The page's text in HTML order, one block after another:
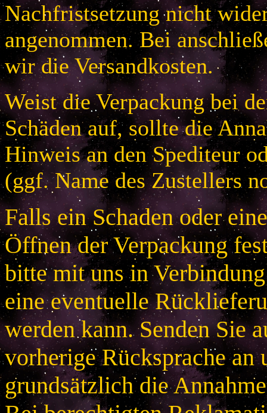
Nachfristsetzung nicht
angenommen. Bei
wir die Versandkosten.
Weist die Verpackung bei
Schäden auf, sollte die
Hinweis an den Spediteur
(ggf. Name des Zustellers
Falls ein Schaden oder
Öffnen der Verpackung
bitte mit uns in
eine eventuelle
werden kann. Senden Sie
vorherige Rücksprache
grundsätzlich die